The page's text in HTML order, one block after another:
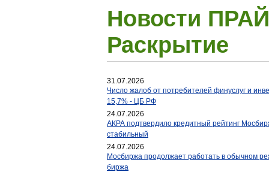
Новости
Раскрытие
31.07.2026
Число жалоб от потребителей финуслуг и
15,7% - ЦБ РФ
24.07.2026
АКРА подтвердило кредитный рейтинг
стабильный
24.07.2026
Мосбиржа продолжает работать в обычном
биржа